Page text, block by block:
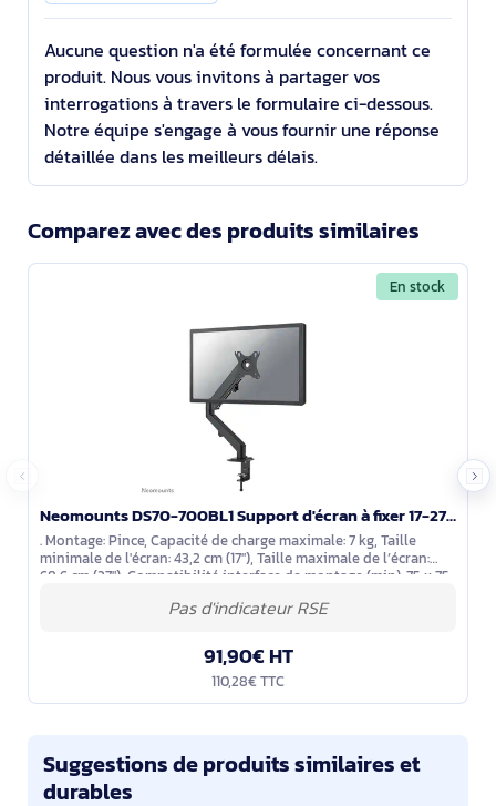
Aucune question n'a été formulée concernant ce
produit. Nous vous invitons à partager vos
interrogations à travers le formulaire ci-dessous.
Notre équipe s'engage à vous fournir une réponse
détaillée dans les meilleurs délais.
Comparez avec des produits similaires
En stock
Neomounts DS70-700BL1 Support d'écran à fixer 17-27" - ressort à gaz
. Montage: Pince, Capacité de charge maximale: 7 kg, Taille
minimale de l'écran: 43,2 cm (17"), Taille maximale de l’écran:
68,6 cm (27"), Compatibilité interface de montage (min): 75 x 75
91,90€ HT
110,28€ TTC
Suggestions de produits similaires et
durables